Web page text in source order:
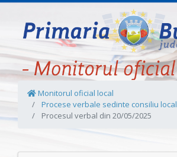
Monitorul oficial local
Procese verbale sedinte consiliu local
Procesul verbal din 20/05/2025